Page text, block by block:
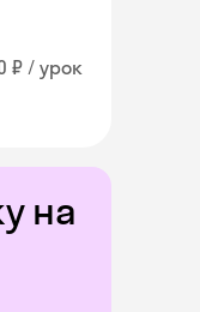
на
₽ / урок